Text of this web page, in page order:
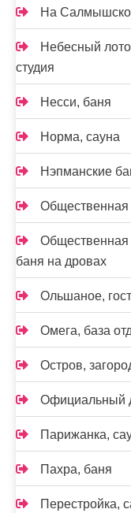
На
Небесный
студия
Несси, баня
Норма, сауна
Нэпманские
Общественная
баня на дровах
Ольшаное,
Омега, база
Остров,
Официальный
Парижанка,
Пахра, баня
Перестройка,